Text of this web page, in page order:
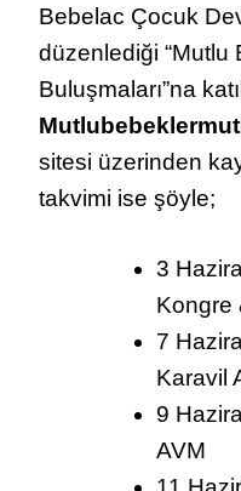
Bebelac Çocuk
düzenlediği “Mutlu
Buluşmaları”na
sitesi üzerinden
takvimi ise şöyle;
3
Kongre
7
Karavil
9
AVM